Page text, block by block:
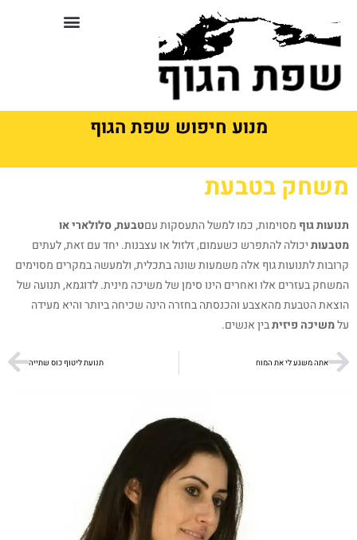
מנוע חיפוש שפת הגוף
משחק בטבעת
תנועות גוף מסוימות, כמו למשל התעסקות עםטבעת, סלולארי או
מטבעותיכולה להתפרש כשעמום, זלזול או עצבנות. יחד עם זאת, לעתים
קרובות לתנועות גוף אלה משמעות שונה בתכלית, ולמעשה במקרים מסוימים
המשחק בעזרים אלו ואחרים הינו סימן של משיכה מינית. לדוגמא, תנועה של
הוצאת הטבעת מהאצבע והכנסתה בחזרה הינה שכיחה ביותר והיא מעידה
עלמשיכה פיזיתבין אנשים.
אתה משגע לי את המוח תנועת ליטוף כוס שתייה